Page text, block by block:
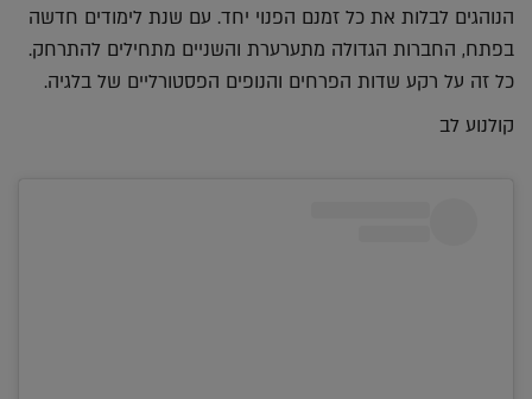
הנוהגים לבלות את כל זמנם הפנוי יחד. עם שנת לימודים חדשה
בפתח, החברות הגדולה מתערערת והשניים מתחילים להתרחק.
כל זה על רקע שדות הפרחים והנופים הפסטורליים של בלגיה.
קולנוע לב